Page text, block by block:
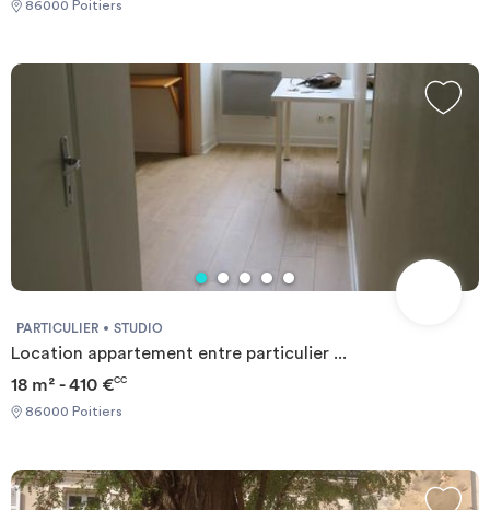
86000 Poitiers
PARTICULIER STUDIO
Location appartement entre particulier ...
18 m² - 410 €CC
86000 Poitiers